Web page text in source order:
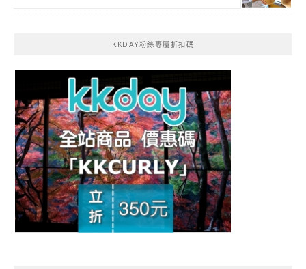
KKDAY粉絲專屬折扣碼